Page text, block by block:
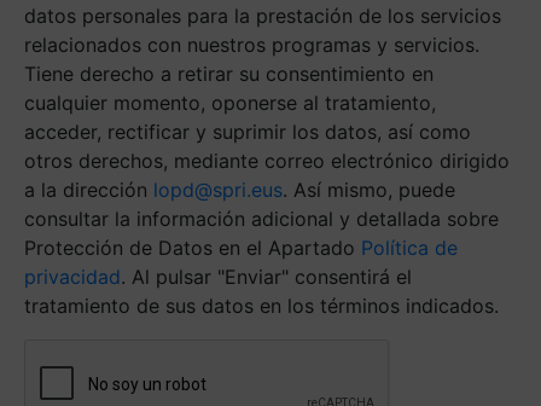
datos personales para la prestación de los servicios
relacionados con nuestros programas y servicios.
Tiene derecho a retirar su consentimiento en
cualquier momento, oponerse al tratamiento,
acceder, rectificar y suprimir los datos, así como
otros derechos, mediante correo electrónico dirigido
a la dirección lopd@spri.eus. Así mismo, puede
consultar la información adicional y detallada sobre
Protección de Datos en el Apartado Política de
privacidad. Al pulsar "Enviar" consentirá el
tratamiento de sus datos en los términos indicados.